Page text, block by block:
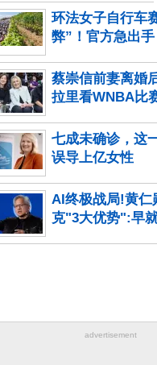
环法女子自行车
弊”！官方急出手
蔡崇信前妻离婚
拉里看WNBA比
七成未确诊，这
误导上亿女性
AI终极战局!黄仁
克"3大优势":早
advertisement